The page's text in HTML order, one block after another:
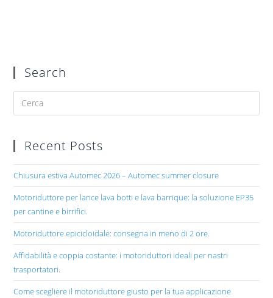
Search
Recent Posts
Chiusura estiva Automec 2026 – Automec summer closure
Motoriduttore per lance lava botti e lava barrique: la soluzione EP35
per cantine e birrifici.
Motoriduttore epicicloidale: consegna in meno di 2 ore.
Affidabilità e coppia costante: i motoriduttori ideali per nastri
trasportatori.
Come scegliere il motoriduttore giusto per la tua applicazione